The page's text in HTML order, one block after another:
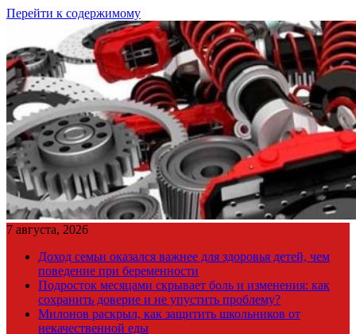
Перейти к содержимому
7 августа, 2026
Доход семьи оказался важнее для здоровья детей, чем
поведение при беременности
Подросток месяцами скрывает боль и изменения: как
сохранить доверие и не упустить проблему?
Милонов раскрыл, как защитить школьников от
некачественной еды